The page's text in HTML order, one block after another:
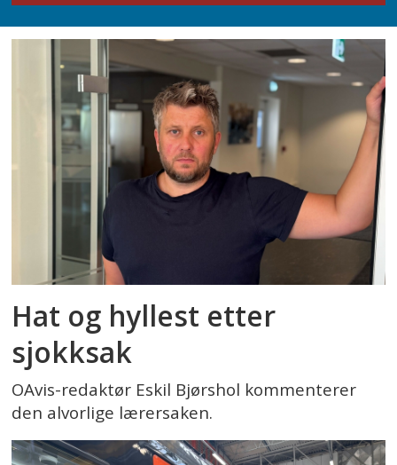
Hat og hyllest etter
sjokksak
OAvis-redaktør Eskil Bjørshol kommenterer
den alvorlige lærersaken.